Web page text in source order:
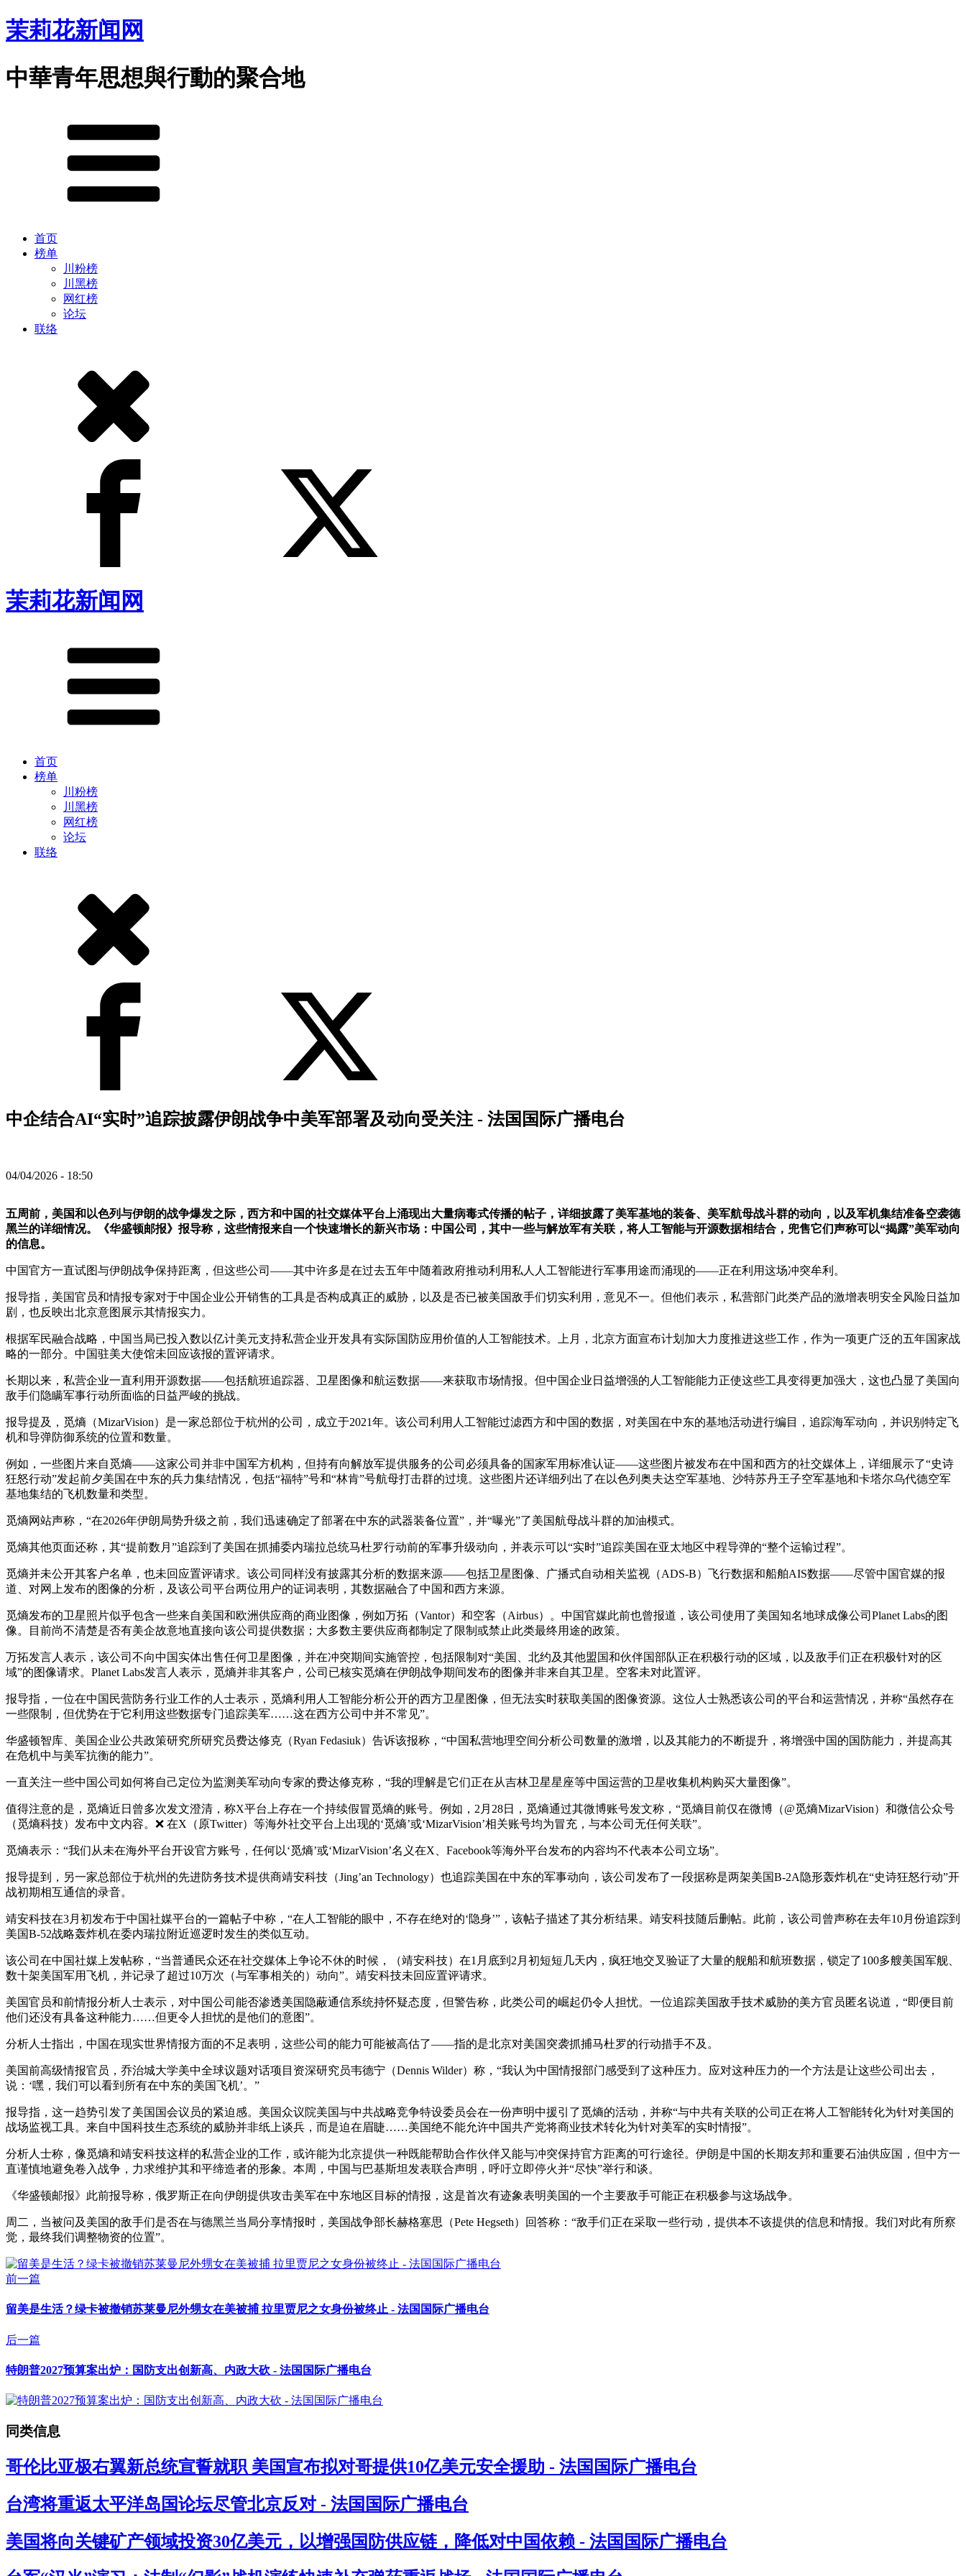
茉莉花新闻网
中華青年思想與行動的聚合地
首页
榜单
川粉榜
川黑榜
网红榜
论坛
联络
茉莉花新闻网
首页
榜单
川粉榜
川黑榜
网红榜
论坛
联络
中企结合AI“实时”追踪披露伊朗战争中美军部署及动向受关注 - 法国国际广播电台
04/04/2026 - 18:50
五周前，美国和以色列与伊朗的战争爆发之际，西方和中国的社交媒体平台上涌现出大量病毒式传播的帖子，详细披露了美军基地的装备、美军航母战斗群的动向，以及军机集结准备空袭德
黑兰的详细情况。《华盛顿邮报》报导称，这些情报来自一个快速增长的新兴市场：中国公司，其中一些与解放军有关联，将人工智能与开源数据相结合，兜售它们声称可以“揭露”美军动向
的信息。
中国官方一直试图与伊朗战争保持距离，但这些公司——其中许多是在过去五年中随着政府推动利用私人人工智能进行军事用途而涌现的——正在利用这场冲突牟利。
报导指，美国官员和情报专家对于中国企业公开销售的工具是否构成真正的威胁，以及是否已被美国敌手们切实利用，意见不一。但他们表示，私营部门此类产品的激增表明安全风险日益加
剧，也反映出北京意图展示其情报实力。
根据军民融合战略，中国当局已投入数以亿计美元支持私营企业开发具有实际国防应用价值的人工智能技术。上月，北京方面宣布计划加大力度推进这些工作，作为一项更广泛的五年国家战
略的一部分。中国驻美大使馆未回应该报的置评请求。
长期以来，私营企业一直利用开源数据——包括航班追踪器、卫星图像和航运数据——来获取市场情报。但中国企业日益增强的人工智能能力正使这些工具变得更加强大，这也凸显了美国向
敌手们隐瞒军事行动所面临的日益严峻的挑战。
报导提及，觅熵（MizarVision）是一家总部位于杭州的公司，成立于2021年。该公司利用人工智能过滤西方和中国的数据，对美国在中东的基地活动进行编目，追踪海军动向，并识别特定飞
机和导弹防御系统的位置和数量。
例如，一些图片来自觅熵——这家公司并非中国军方机构，但持有向解放军提供服务的公司必须具备的国家军用标准认证——这些图片被发布在中国和西方的社交媒体上，详细展示了“史诗
狂怒行动”发起前夕美国在中东的兵力集结情况，包括“福特”号和“林肯”号航母打击群的过境。这些图片还详细列出了在以色列奥夫达空军基地、沙特苏丹王子空军基地和卡塔尔乌代德空军
基地集结的飞机数量和类型。
觅熵网站声称，“在2026年伊朗局势升级之前，我们迅速确定了部署在中东的武器装备位置”，并“曝光”了美国航母战斗群的加油模式。
觅熵其他页面还称，其“提前数月”追踪到了美国在抓捕委内瑞拉总统马杜罗行动前的军事升级动向，并表示可以“实时”追踪美国在亚太地区中程导弹的“整个运输过程”。
觅熵并未公开其客户名单，也未回应置评请求。该公司同样没有披露其分析的数据来源——包括卫星图像、广播式自动相关监视（ADS-B）飞行数据和船舶AIS数据——尽管中国官媒的报
道、对网上发布的图像的分析，及该公司平台两位用户的证词表明，其数据融合了中国和西方来源。
觅熵发布的卫星照片似乎包含一些来自美国和欧洲供应商的商业图像，例如万拓（Vantor）和空客（Airbus）。中国官媒此前也曾报道，该公司使用了美国知名地球成像公司Planet Labs的图
像。目前尚不清楚是否有美企故意地直接向该公司提供数据；大多数主要供应商都制定了限制或禁止此类最终用途的政策。
万拓发言人表示，该公司不向中国实体出售任何卫星图像，并在冲突期间实施管控，包括限制对“美国、北约及其他盟国和伙伴国部队正在积极行动的区域，以及敌手们正在积极针对的区
域”的图像请求。Planet Labs发言人表示，觅熵并非其客户，公司已核实觅熵在伊朗战争期间发布的图像并非来自其卫星。空客未对此置评。
报导指，一位在中国民营防务行业工作的人士表示，觅熵利用人工智能分析公开的西方卫星图像，但无法实时获取美国的图像资源。这位人士熟悉该公司的平台和运营情况，并称“虽然存在
一些限制，但优势在于它利用这些数据专门追踪美军……这在西方公司中并不常见”。
华盛顿智库、美国企业公共政策研究所研究员费达修克（Ryan Fedasiuk）告诉该报称，“中国私营地理空间分析公司数量的激增，以及其能力的不断提升，将增强中国的国防能力，并提高其
在危机中与美军抗衡的能力”。
一直关注一些中国公司如何将自己定位为监测美军动向专家的费达修克称，“我的理解是它们正在从吉林卫星星座等中国运营的卫星收集机构购买大量图像”。
值得注意的是，觅熵近日曾多次发文澄清，称X平台上存在一个持续假冒觅熵的账号。例如，2月28日，觅熵通过其微博账号发文称，“觅熵目前仅在微博（@觅熵MizarVision）和微信公众号
（觅熵科技）发布中文内容。❌ 在X（原Twitter）等海外社交平台上出现的‘觅熵’或‘MizarVision’相关账号均为冒充，与本公司无任何关联”。
觅熵表示：“我们从未在海外平台开设官方账号，任何以‘觅熵’或‘MizarVision’名义在X、Facebook等海外平台发布的内容均不代表本公司立场”。
报导提到，另一家总部位于杭州的先进防务技术提供商靖安科技（Jing’an Technology）也追踪美国在中东的军事动向，该公司发布了一段据称是两架美国B-2A隐形轰炸机在“史诗狂怒行动”开
战初期相互通信的录音。
靖安科技在3月初发布于中国社媒平台的一篇帖子中称，“在人工智能的眼中，不存在绝对的‘隐身’”，该帖子描述了其分析结果。靖安科技随后删帖。此前，该公司曾声称在去年10月份追踪到
美国B-52战略轰炸机在委内瑞拉附近巡逻时发生的类似互动。
该公司在中国社媒上发帖称，“当普通民众还在社交媒体上争论不休的时候，（靖安科技）在1月底到2月初短短几天内，疯狂地交叉验证了大量的舰船和航班数据，锁定了100多艘美国军舰、
数十架美国军用飞机，并记录了超过10万次（与军事相关的）动向”。靖安科技未回应置评请求。
美国官员和前情报分析人士表示，对中国公司能否渗透美国隐蔽通信系统持怀疑态度，但警告称，此类公司的崛起仍令人担忧。一位追踪美国敌手技术威胁的美方官员匿名说道，“即便目前
他们还没有具备这种能力……但更令人担忧的是他们的意图”。
分析人士指出，中国在现实世界情报方面的不足表明，这些公司的能力可能被高估了——指的是北京对美国突袭抓捕马杜罗的行动措手不及。
美国前高级情报官员，乔治城大学美中全球议题对话项目资深研究员韦德宁（Dennis Wilder）称，“我认为中国情报部门感受到了这种压力。应对这种压力的一个方法是让这些公司出去，
说：‘嘿，我们可以看到所有在中东的美国飞机’。”
报导指，这一趋势引发了美国国会议员的紧迫感。美国众议院美国与中共战略竞争特设委员会在一份声明中援引了觅熵的活动，并称“与中共有关联的公司正在将人工智能转化为针对美国的
战场监视工具。来自中国科技生态系统的威胁并非纸上谈兵，而是迫在眉睫……美国绝不能允许中国共产党将商业技术转化为针对美军的实时情报”。
分析人士称，像觅熵和靖安科技这样的私营企业的工作，或许能为北京提供一种既能帮助合作伙伴又能与冲突保持官方距离的可行途径。伊朗是中国的长期友邦和重要石油供应国，但中方一
直谨慎地避免卷入战争，力求维护其和平缔造者的形象。本周，中国与巴基斯坦发表联合声明，呼吁立即停火并“尽快”举行和谈。
《华盛顿邮报》此前报导称，俄罗斯正在向伊朗提供攻击美军在中东地区目标的情报，这是首次有迹象表明美国的一个主要敌手可能正在积极参与这场战争。
周二，当被问及美国的敌手们是否在与德黑兰当局分享情报时，美国战争部长赫格塞思（Pete Hegseth）回答称：“敌手们正在采取一些行动，提供本不该提供的信息和情报。我们对此有所察
觉，最终我们调整物资的位置”。
前一篇
留美是生活？绿卡被撤销苏莱曼尼外甥女在美被捕 拉里贾尼之女身份被终止 - 法国国际广播电台
后一篇
特朗普2027预算案出炉：国防支出创新高、内政大砍 - 法国国际广播电台
同类信息
哥伦比亚极右翼新总统宣誓就职 美国宣布拟对哥提供10亿美元安全援助 - 法国国际广播电台
台湾将重返太平洋岛国论坛尽管北京反对 - 法国国际广播电台
美国将向关键矿产领域投资30亿美元，以增强国防供应链，降低对中国依赖 - 法国国际广播电台